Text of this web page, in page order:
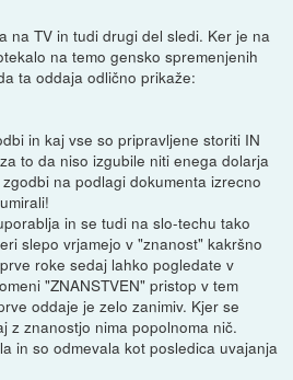
na TV in tudi drugi del sledi. Ker je na
na temo gensko spremenjenih
ta oddaja odlično prikaže:
in kaj vse so pripravljene storiti IN
to da niso izgubile niti enega dolarja
na podlagi dokumenta izrecno
in se tudi na slo-techu tako
slepo vrjamejo v "znanost" kakršno
roke sedaj lahko pogledate v
"ZNANSTVEN" pristop v tem
oddaje je zelo zanimiv. Kjer se
z znanostjo nima popolnoma nič.
in so odmevala kot posledica uvajanja